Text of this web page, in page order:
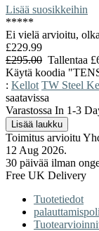
Lisää suosikkeihin
*****
Ei vielä arvioitu,
£229.99
£295.00 Tallentaa
Käytä koodia
: Kellot TW Steel
saatavissa
Varastossa In 1-3
Toimitus arvioitu
12 Aug 2026.
30 päivää ilman
Free UK Delivery
Tuotetiedot